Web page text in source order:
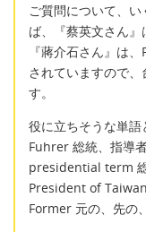
ご質問について、
ば、『蔡英文さん
『蔣介石さん』は
されていますので
す。
役に立ちそうな単語
Fuhrer 総統、指導
presidential term
President of
Former 元の、先の